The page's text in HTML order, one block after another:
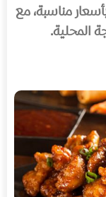
مناسبة، مع
المحلية.